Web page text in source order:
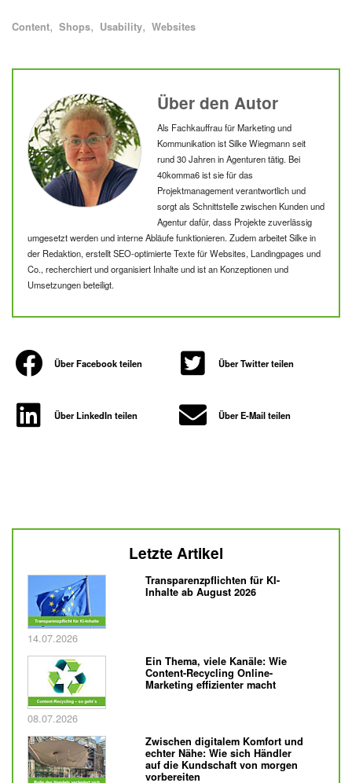
Schlagworte
Alle Blogartikel mit dem Schlagwort "
Content" anzeigen
Alle Blogartikel mit dem Schlagwort "
Shops " anzeigen
Alle Blogartikel mit dem Schlagwort "
Usability" anzeigen
Alle Blogartikel mit dem Schlagwort "
Websites
Über den AutorSilke
Als Fachkauffrau für Marketing und
Kommunikation ist Silke Wiegmann seit
rund 30 Jahren in Agenturen tätig. Bei
40komma6 ist sie für das
Projektmanagement verantwortlich und
sorgt als Schnittstelle zwischen Kunden und
Agentur dafür, dass Projekte zuverlässig
umgesetzt werden und interne Abläufe funktionieren. Zudem arbeitet Silke in
der Redaktion, erstellt SEO-optimierte Texte für Websites, Landingpages und
Co., recherchiert und organisiert Inhalte und ist an Konzeptionen und
Umsetzungen beteiligt.
Über Facebook teilen Über Twitter teilen
Über LinkedIn teilen Über E-Mail teilen
Letzte Artikel
Transparenzpflichten für KI-
Inhalte ab August 2026
Veröffentlicht am
14.07.2026
Ein Thema, viele Kanäle: Wie
Content-Recycling Online-
Marketing effizienter macht
Veröffentlicht am
08.07.2026
Zwischen digitalem Komfort und
echter Nähe: Wie sich Händler
auf die Kundschaft von morgen
vorbereiten